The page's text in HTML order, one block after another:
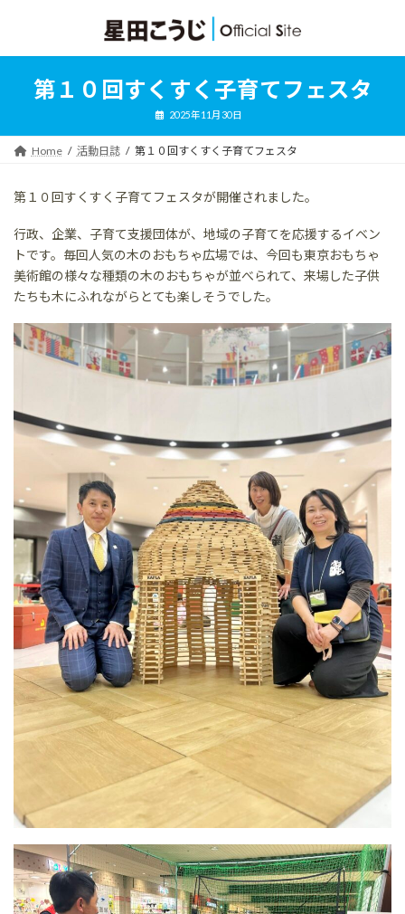
ン
ッ
ー
移
第１０回すくすく子育てフェスタ
2025年11月30日
Home 活動日誌 第１０回すくすく子育てフェスタ
第１０回すくすく子育てフェスタが開催されました。
行政、企業、子育て支援団体が、地域の子育てを応援するイベン
トです。毎回人気の木のおもちゃ広場では、今回も東京おもちゃ
美術館の様々な種類の木のおもちゃが並べられて、来場した子供
たちも木にふれながらとても楽しそうでした。